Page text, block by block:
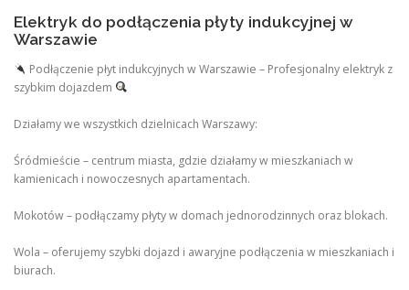
Elektryk do podłączenia płyty indukcyjnej w
Warszawie
Podłączenie płyt indukcyjnych w Warszawie – Profesjonalny elektryk z
szybkim dojazdem
Działamy we wszystkich dzielnicach Warszawy:
Śródmieście – centrum miasta, gdzie działamy w mieszkaniach w
kamienicach i nowoczesnych apartamentach.
Mokotów – podłączamy płyty w domach jednorodzinnych oraz blokach.
Wola – oferujemy szybki dojazd i awaryjne podłączenia w mieszkaniach i
biurach.